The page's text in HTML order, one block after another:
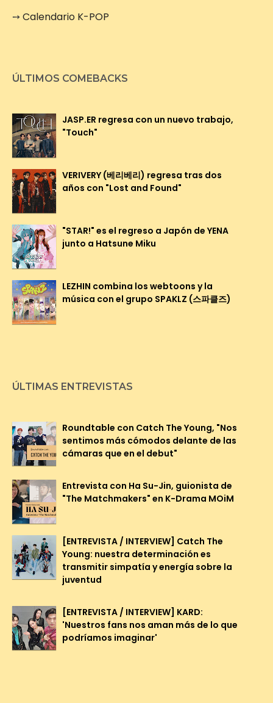
➙Calendario K-POP
ÚLTIMOS COMEBACKS
JASP.ER regresa con un nuevo trabajo,
"Touch"
VERIVERY (베리베리) regresa tras dos
años con "Lost and Found"
"STAR!" es el regreso a Japón de YENA
junto a Hatsune Miku
LEZHIN combina los webtoons y la
música con el grupo SPAKLZ (스파클즈)
ÚLTIMAS ENTREVISTAS
Roundtable con Catch The Young, "Nos
sentimos más cómodos delante de las
cámaras que en el debut"
Entrevista con Ha Su-Jin, guionista de
"The Matchmakers" en K-Drama MOiM
[ENTREVISTA / INTERVIEW] Catch The
Young: nuestra determinación es
transmitir simpatía y energía sobre la
juventud
[ENTREVISTA / INTERVIEW] KARD:
'Nuestros fans nos aman más de lo que
podríamos imaginar'